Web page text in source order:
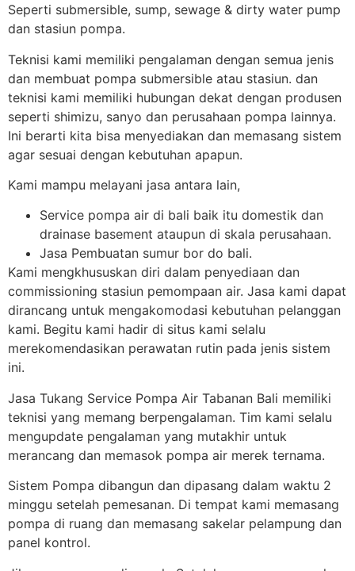
Seperti submersible, sump, sewage & dirty water pump
dan stasiun pompa.
Teknisi kami memiliki pengalaman dengan semua jenis
dan membuat pompa submersible atau stasiun. dan
teknisi kami memiliki hubungan dekat dengan produsen
seperti shimizu, sanyo dan perusahaan pompa lainnya.
Ini berarti kita bisa menyediakan dan memasang sistem
agar sesuai dengan kebutuhan apapun.
Kami mampu melayani jasa antara lain,
Service pompa air di bali baik itu domestik dan
drainase basement ataupun di skala perusahaan.
Jasa Pembuatan sumur bor do bali.
Kami mengkhususkan diri dalam penyediaan dan
commissioning stasiun pemompaan air. Jasa kami dapat
dirancang untuk mengakomodasi kebutuhan pelanggan
kami. Begitu kami hadir di situs kami selalu
merekomendasikan perawatan rutin pada jenis sistem
ini.
Jasa Tukang Service Pompa Air Tabanan Bali memiliki
teknisi yang memang berpengalaman. Tim kami selalu
mengupdate pengalaman yang mutakhir untuk
merancang dan memasok pompa air merek ternama.
Sistem Pompa dibangun dan dipasang dalam waktu 2
minggu setelah pemesanan. Di tempat kami memasang
pompa di ruang dan memasang sakelar pelampung dan
panel kontrol.